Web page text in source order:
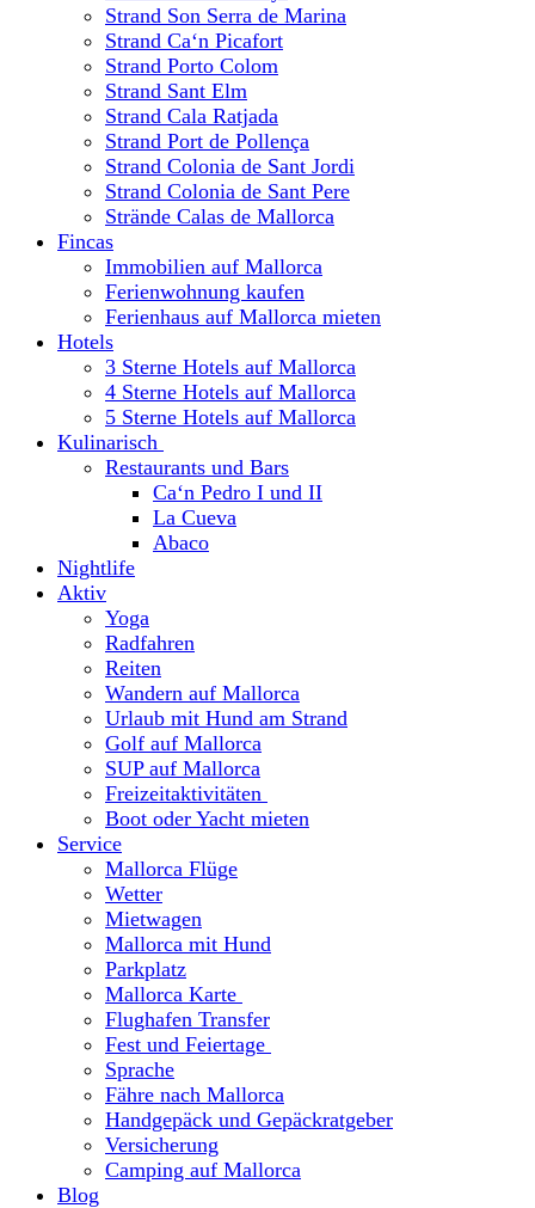
Strand Son Serra de Marina
Strand Ca‘n Picafort
Strand Porto Colom
Strand Sant Elm
Strand Cala Ratjada
Strand Port de Pollença
Strand Colonia de Sant Jordi
Strand Colonia de Sant Pere
Strände Calas de Mallorca
Fincas
Immobilien auf Mallorca
Ferienwohnung kaufen
Ferienhaus auf Mallorca mieten
Hotels
3 Sterne Hotels auf Mallorca
4 Sterne Hotels auf Mallorca
5 Sterne Hotels auf Mallorca
Kulinarisch
Restaurants und Bars
Ca‘n Pedro I und II
La Cueva
Abaco
Nightlife
Aktiv
Yoga
Radfahren
Reiten
Wandern auf Mallorca
Urlaub mit Hund am Strand
Golf auf Mallorca
SUP auf Mallorca
Freizeitaktivitäten
Boot oder Yacht mieten
Service
Mallorca Flüge
Wetter
Mietwagen
Mallorca mit Hund
Parkplatz
Mallorca Karte
Flughafen Transfer
Fest und Feiertage
Sprache
Fähre nach Mallorca
Handgepäck und Gepäckratgeber
Versicherung
Camping auf Mallorca
Blog